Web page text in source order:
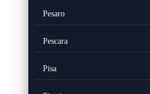
Pesaro
Pescara
Pisa